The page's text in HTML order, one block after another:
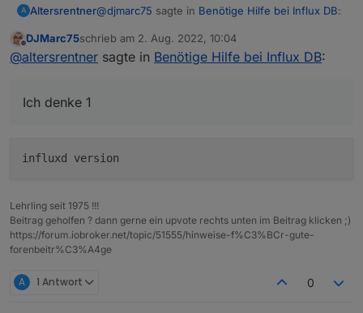
A Altersrentner@djmarc75 sagte in Benötige Hilfe bei Influx DB:
Aber jetzt zum Thema. Welche influxdb hast
Offline
DJMarc75schrieb am 2. Aug. 2022, 10:04
zuletzt editiert von
@altersrentner sagte in Benötige Hilfe bei Influx DB:
Ich denke 1
Lehrling seit 1975 !!!
Beitrag geholfen ? dann gerne ein upvote rechts unten im Beitrag klicken ;)
https://forum.iobroker.net/topic/51555/hinweise-f%C3%BCr-gute-
forenbeitr%C3%A4ge
A 1 Antwort 0